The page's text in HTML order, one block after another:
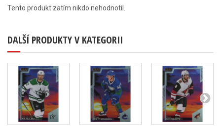
Tento produkt zatím nikdo nehodnotil.
DALŠÍ PRODUKTY V KATEGORII